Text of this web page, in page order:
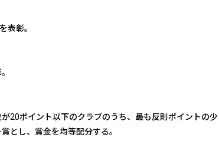
表彰。
20ポイント以下のクラブのうち、最も反則ポイントの
とし、賞金を均等配分する。